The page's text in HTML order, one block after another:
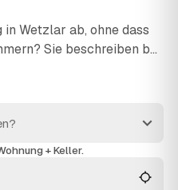
Wetzlar ab, ohne dass
Sie beschreiben bei
einzelnen Keller bis
Angebot aus, der
abtransportieren,
+ Keller.